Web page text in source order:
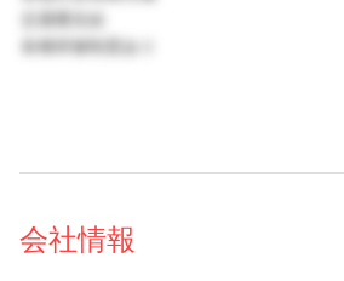
交通費支給
各種研修制度あり
会社情報